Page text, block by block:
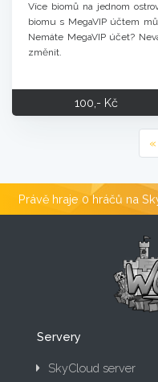
Více biomů na jednom
biomu s MegaVIP účtem
Nemáte MegaVIP účet?
změnit.
100,- Kč
«
Právě hraje 0 hráčů na
Servery
SkyCloud server